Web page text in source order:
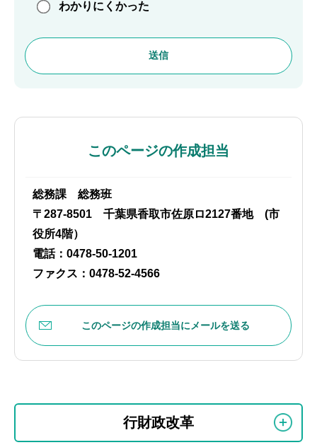
わかりにくかった
このページの作成担当
総務課 総務班
〒287-8501 千葉県香取市佐原ロ2127番地 (市
役所4階）
電話：0478-50-1201
ファクス：0478-52-4566
このページの作成担当にメールを送る
こ
行財政改革